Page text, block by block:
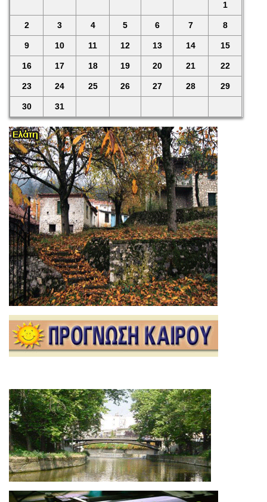
1
2 3 4 5 6 7 8
9 10 11 12 13 14 15
16 17 18 19 20 21 22
23 24 25 26 27 28 29
30 31